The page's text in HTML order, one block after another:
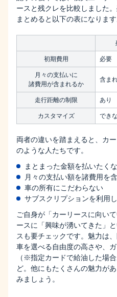
ースと残クレを比較しました
まとめると以下の表になります
初期費用 必要
月々の支払いに
諸費用が含まれるか
含ま
走行距離の制限 あり
カスタマイズ でき
両者の違いを踏まえると、カ
のような人たちです。
まとまった金額を払いたく
月々の支払い額を諸費用を
車の所有にこだわらない
サブスクリプションを利用
ご自身が「カーリースに向い
ースに「興味が湧いてきた」
スも要チェックです。魅力は
車を選べる自由度の高さや、
（※指定カードで給油した場
ど。他にもたくさんの魅力が
みましょう。